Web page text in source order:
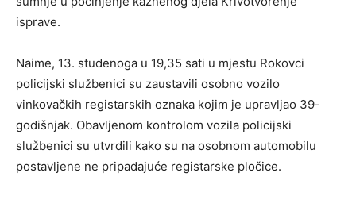
isprave.
Naime, 13. studenoga u 19,35 sati u mjestu Rokovci
policijski službenici su zaustavili osobno vozilo
vinkovačkih registarskih oznaka kojim je upravljao 39-
godišnjak. Obavljenom kontrolom vozila policijski
službenici su utvrdili kako su na osobnom automobilu
postavljene ne pripadajuće registarske pločice.